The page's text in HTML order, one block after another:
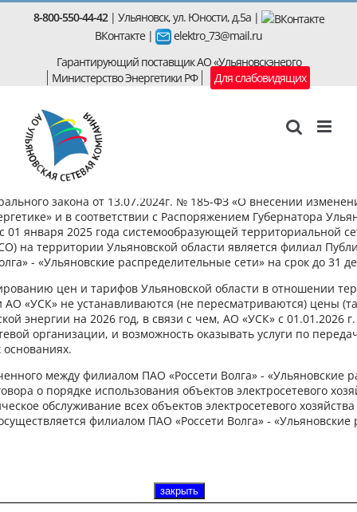
Skip
8-800-550-44-42| Ульяновск, ул. Юности, д.5а |
ВКонтакте|
elektro_73@mail.ru
Гарантирующий поставщик АО «Ульяновскэнерго
Министерство Энергетики РФ
Для слабовидящих
Электромонтер по эксплуатации
распределительных сетей 3, 4, 5
разрядов
Электромонтер по
эксплуатации
3, 4, 5 разрядов
выданные персоналу АО «УСК» считать
АО «Ульяновская сетевая компания» с 01.01.2026г.
закрыть
закона от 13.07.2024г. № 185-ФЗ «О внесении
и в соответствии с Распоряжением Губернатора
01 января 2025 года системообразующей территориальной
на территории Ульяновской области является филиал
- «Ульяновские распределительные сети» на срок до 31
цен и тарифов Ульяновской области в отношении
АО «УСК» не устанавливаются (не пересматриваются) цены
энергии на 2026 год, в связи с чем, АО «УСК» с 01.01.2026 г.
организации, и возможность оказывать услуги по
между филиалом ПАО «Россети Волга» - «Ульяновские
о порядке использования объектов электросетевого
обслуживание всех объектов электросетевого
филиалом ПАО «Россети Волга» -
закрыть